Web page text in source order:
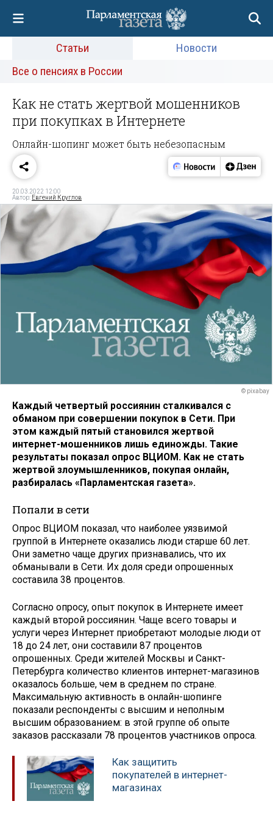
Статьи
Новости
Все о пенсиях в России
Как не стать жертвой мошенников
при покупках в Интернете
Онлайн-шопинг может быть небезопасным
20.03.2022 12:00
Автор: Евгений Круглов
© pixabay
Каждый четвертый россиянин сталкивался с
обманом при совершении покупок в Сети. При
этом каждый пятый становился жертвой
интернет-мошенников лишь единожды. Такие
результаты показал опрос ВЦИОМ. Как не стать
жертвой злоумышленников, покупая онлайн,
разбиралась «Парламентская газета».
Попали в сети
Опрос ВЦИОМ показал, что наиболее уязвимой
группой в Интернете оказались люди старше 60 лет.
Они заметно чаще других признавались, что их
обманывали в Сети. Их доля среди опрошенных
составила 38 процентов.
Согласно опросу, опыт покупок в Интернете имеет
каждый второй россиянин. Чаще всего товары и
услуги через Интернет приобретают молодые люди от
18 до 24 лет, они составили 87 процентов
опрошенных. Среди жителей Москвы и Санкт-
Петербурга количество клиентов интернет-магазинов
оказалось больше, чем в среднем по стране.
Максимальную активность в онлайн-шопинге
показали респонденты с высшим и неполным
высшим образованием: в этой группе об опыте
заказов рассказали 78 процентов участников опроса.
Как защитить
покупателей в интернет-
магазинах